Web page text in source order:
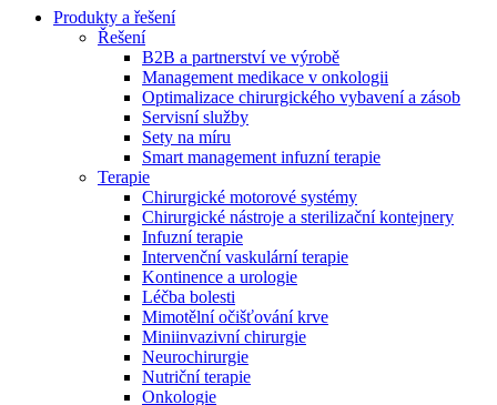
Terapie
Produkty a řešení
Řešení
B2B a partnerství ve výrobě
Management medikace v onkologii
Optimalizace chirurgického vybavení a zásob
Servisní služby
Sety na míru
Smart management infuzní terapie​
Terapie
Chirurgické motorové systémy
Chirurgické nástroje a sterilizační kontejnery
Infuzní terapie
Intervenční vaskulární terapie
Kontinence a urologie
Léčba bolesti
Mimotělní očišťování krve
Miniinvazivní chirurgie
Neurochirurgie
Nutriční terapie
Onkologie